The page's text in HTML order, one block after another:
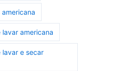
americana
lavar e secar